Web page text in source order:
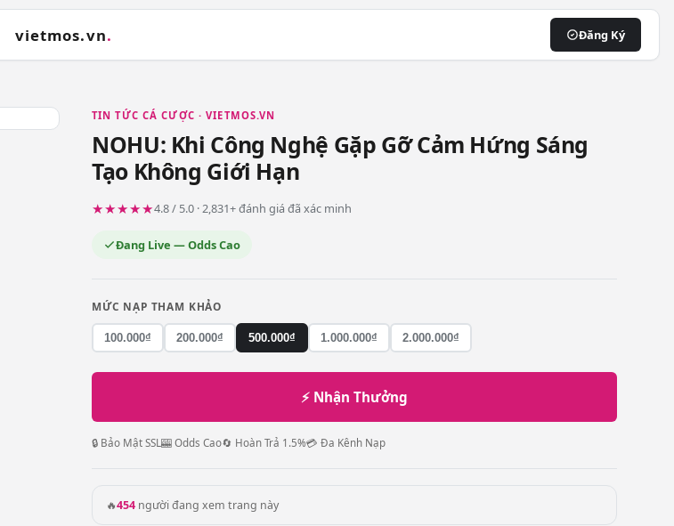
vietmos.vn. Đăng Ký
TIN TỨC CÁ CƯỢC · VIETMOS.VN
NOHU: Khi Công Nghệ Gặp Gỡ Cảm Hứng Sáng
Tạo Không Giới Hạn
★★★★★4.8 / 5.0 · 2,831+ đánh giá đã xác minh
Đang Live — Odds Cao
MỨC NẠP THAM KHẢO
100.000₫ 200.000₫ 500.000₫ 1.000.000₫ 2.000.000₫
⚡ Nhận Thưởng
🔒 Bảo Mật SSL🎰 Odds Cao🔄 Hoàn Trả 1.5%💳 Đa Kênh Nạp
🔥454 người đang xem trang này